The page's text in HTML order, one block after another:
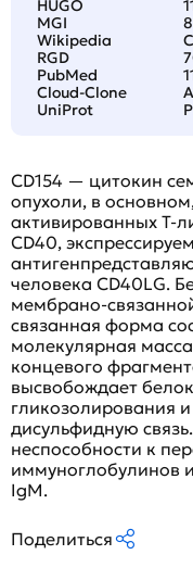
HUGO
MGI
Wikipedia
RGD
PubMed
Cloud-Clone
UniProt
CD154 — цитокин
опухоли, в
активированных T-
CD40,
человека CD40LG.
мембрано-
связанная форма
молекулярная
концевого
высвобождает
гликозолирования
дисульфидную
неспособности к
иммуноглобулинов
IgM.
Поделиться